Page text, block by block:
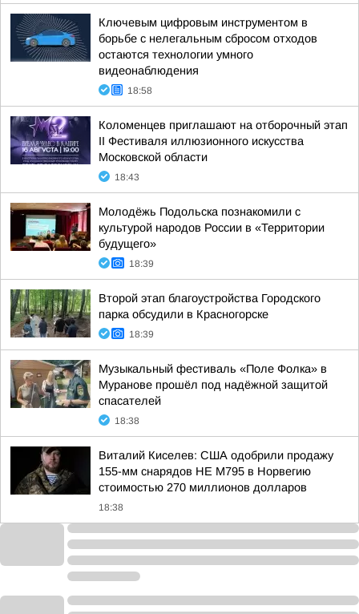
Ключевым цифровым инструментом в
борьбе с нелегальным сбросом отходов
остаются технологии умного
видеонаблюдения
18:58
Коломенцев приглашают на отборочный этап
II Фестиваля иллюзионного искусства
Московской области
18:43
Молодёжь Подольска познакомили с
культурой народов России в «Территории
будущего»
18:39
Второй этап благоустройства Городского
парка обсудили в Красногорске
18:39
Музыкальный фестиваль «Поле Фолка» в
Муранове прошёл под надёжной защитой
спасателей
18:38
Виталий Киселев: США одобрили продажу
155-мм снарядов HE M795 в Норвегию
стоимостью 270 миллионов долларов
18:38